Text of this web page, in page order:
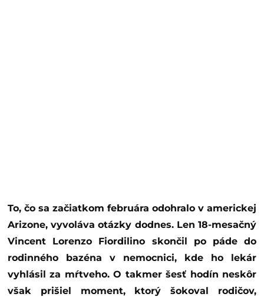
To, čo sa začiatkom februára odohralo v americkej
Arizone, vyvoláva otázky dodnes. Len 18-mesačný
Vincent Lorenzo Fiordilino skončil po páde do
rodinného bazéna v nemocnici, kde ho lekár
vyhlásil za mŕtveho. O takmer šesť hodín neskôr
však prišiel moment, ktorý šokoval rodičov,